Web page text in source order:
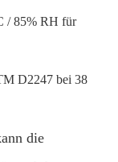
/ 85% RH für
D2247 bei 38
die